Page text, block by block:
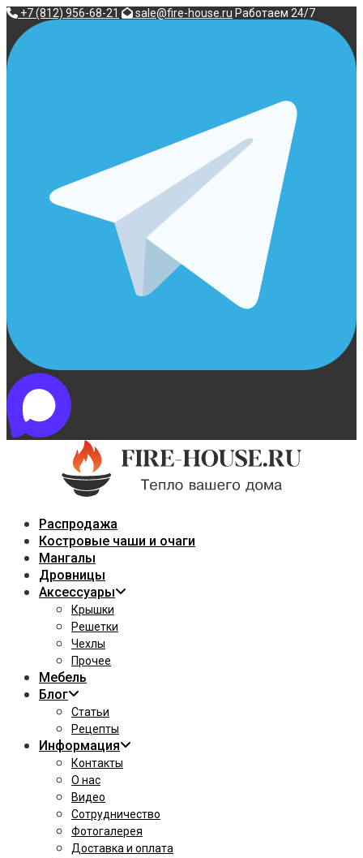
Перейти
содержимому
+7 (812) 956-68-21 sale@fire-house.ru Работаем 24/7
Распродажа
Костровые чаши и очаги
Мангалы
Дровницы
Аксессуары
Крышки
Решетки
Чехлы
Прочее
Мебель
Блог
Статьи
Рецепты
Информация
Контакты
О нас
Видео
Сотрудничество
Фотогалерея
Доставка и оплата